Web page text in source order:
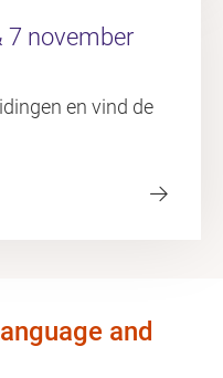
7 november
en vind de
and